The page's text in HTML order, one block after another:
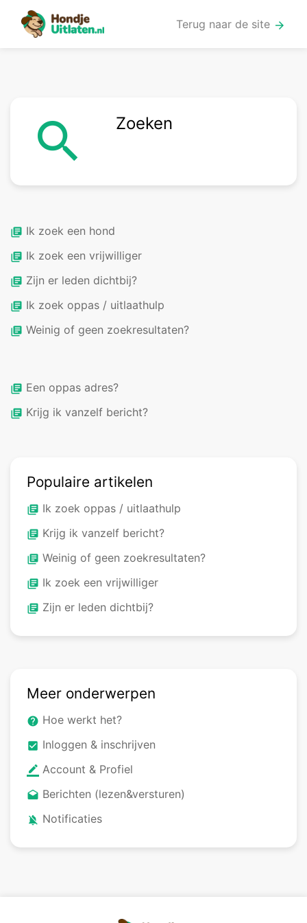
Terug naar de site arrow_forward
search Zoeken
library_books Ik zoek een hond
library_books Ik zoek een vrijwilliger
library_books Zijn er leden dichtbij?
library_books Ik zoek oppas / uitlaathulp
library_books Weinig of geen zoekresultaten?
library_books Een oppas adres?
library_books Krijg ik vanzelf bericht?
Populaire artikelen
library_books Ik zoek oppas / uitlaathulp
library_books Krijg ik vanzelf bericht?
library_books Weinig of geen zoekresultaten?
library_books Ik zoek een vrijwilliger
library_books Zijn er leden dichtbij?
Meer onderwerpen
help Hoe werkt het?
check_box Inloggen & inschrijven
border_color Account & Profiel
drafts Berichten (lezen&versturen)
notifications_off Notificaties